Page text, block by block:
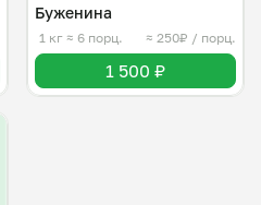
Буженина
1 кг ≈ 6 порц. ≈ 250₽ / порц.
1 500 ₽